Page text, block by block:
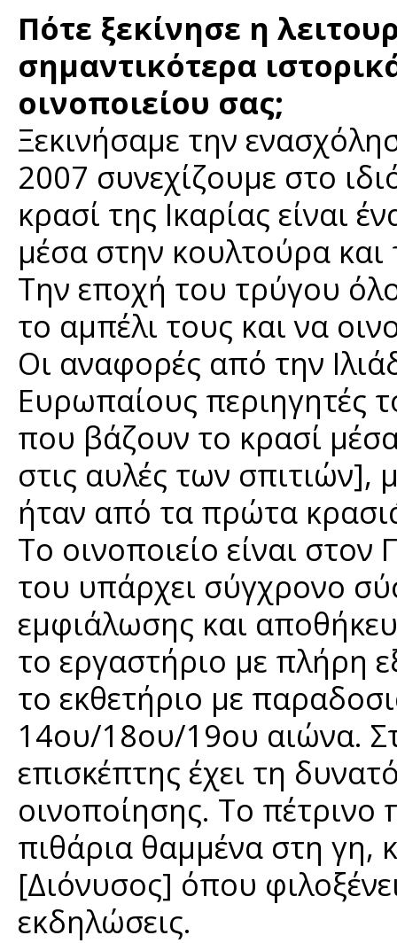
Πότε ξεκίνησε η
σημαντικότερα
οινοποιείου σας;
Ξεκινήσαμε την
2007 συνεχίζουμε στο
κρασί της Ικαρίας είναι
μέσα στην κουλτούρα και
Την εποχή του τρύγου
το αμπέλι τους και να
Οι αναφορές από την
Ευρωπαίους περιηγητές
που βάζουν το κρασί
στις αυλές των σπιτιών],
ήταν από τα πρώτα
Το οινοποιείο είναι
του υπάρχει σύγχρονο
εμφιάλωσης και
το εργαστήριο με πλήρη
το εκθετήριο με
14ου/18ου/19ου αιώνα.
επισκέπτης έχει τη
οινοποίησης. Το πέτρινο
πιθάρια θαμμένα στη γη,
[Διόνυσος] όπου
εκδηλώσεις.